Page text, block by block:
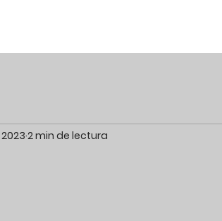
2023 2 min de lectura